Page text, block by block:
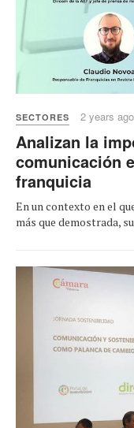
SECTORES 2 years ago
Analizan la
comunicación
franquicia
En un contexto en el
más que demostrada,